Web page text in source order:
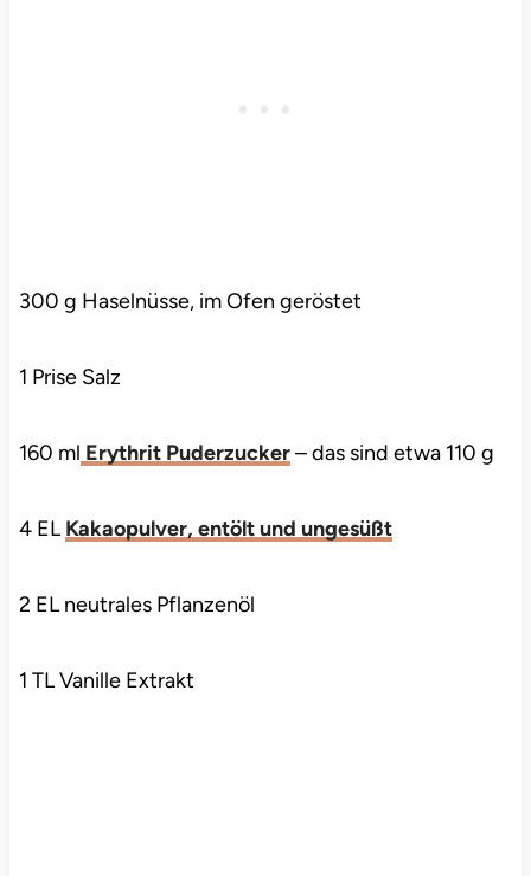
300 g Haselnüsse, im Ofen geröstet
1 Prise Salz
160 ml Erythrit Puderzucker– das sind etwa 110 g
4 ELKakaopulver, entölt und ungesüßt
2 EL neutrales Pflanzenöl
1 TL Vanille Extrakt